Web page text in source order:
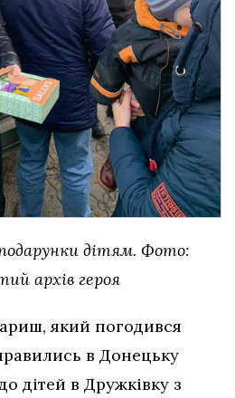
дітям. Фото:
архів героя
який погодився
в Донецьку
дітей в Дружківку з